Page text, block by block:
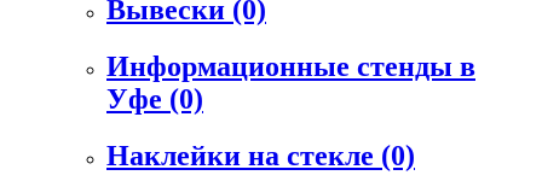
Вывески (0)
Информационные стенды в
Уфе (0)
Наклейки на стекле (0)